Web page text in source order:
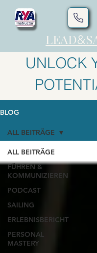
LEAD&
UNLOCK
BLOG
ALL BEITRÄGE
FÜHREN &
KOMMUNIZIEREN
PODCAST
SAILING
ERLEBNISBERICHT
PERSONAL
MASTERY
ALL BEITRÄGE